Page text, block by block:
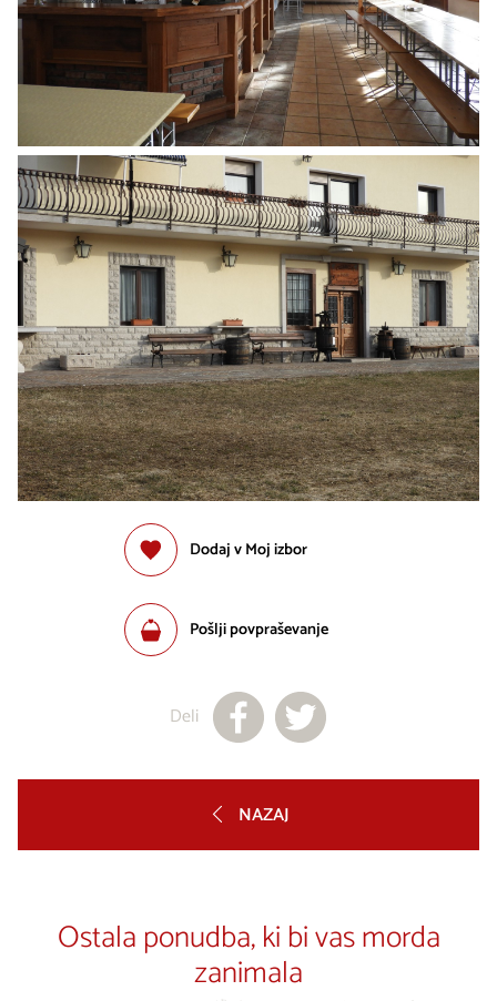
Dodaj v Moj izbor
Pošlji povpraševanje
Deli
NAZAJ
Ostala ponudba, ki bi vas morda
zanimala